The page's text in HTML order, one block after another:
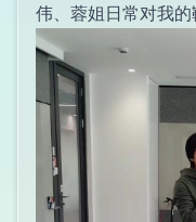
伟、蓉姐日常对我的